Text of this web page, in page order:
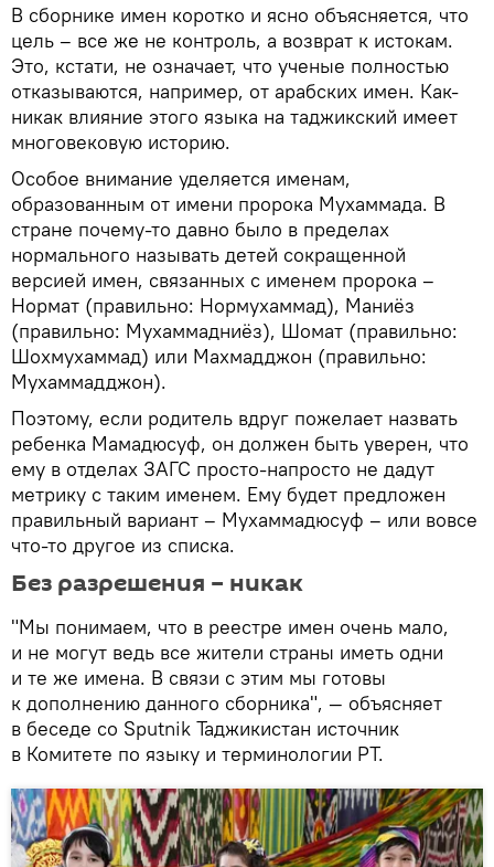
В сборнике имен коротко и ясно объясняется, что
цель – все же не контроль, а возврат к истокам.
Это, кстати, не означает, что ученые полностью
отказываются, например, от арабских имен. Как-
никак влияние этого языка на таджикский имеет
многовековую историю.
Особое внимание уделяется именам,
образованным от имени пророка Мухаммада. В
стране почему-то давно было в пределах
нормального называть детей сокращенной
версией имен, связанных с именем пророка –
Нормат (правильно: Нормухаммад), Маниёз
(правильно: Мухаммадниёз), Шомат (правильно:
Шохмухаммад) или Махмадджон (правильно:
Мухаммадджон).
Поэтому, если родитель вдруг пожелает назвать
ребенка Мамадюсуф, он должен быть уверен, что
ему в отделах ЗАГС просто-напросто не дадут
метрику с таким именем. Ему будет предложен
правильный вариант – Мухаммадюсуф – или вовсе
что-то другое из списка.
Без разрешения – никак
"Мы понимаем, что в реестре имен очень мало,
и не могут ведь все жители страны иметь одни
и те же имена. В связи с этим мы готовы
к дополнению данного сборника", — объясняет
в беседе со Sputnik Таджикистан источник
в Комитете по языку и терминологии РТ.